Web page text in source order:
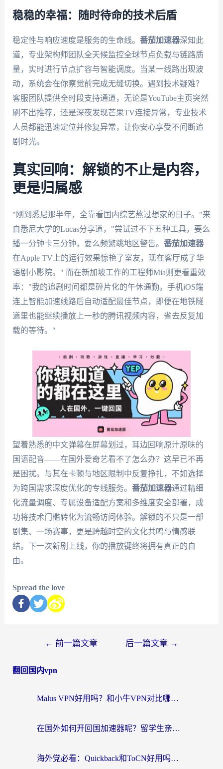
稳稳的幸福：随时待命的技术后盾
稳定性与响应速度是服务的生命线。 番茄加速器深知此
道，专业架构师团队全天候监控全球节点负载与链路质
量，实时进行节点扩容与智能调度。当某一线路出现波
动，系统会在你察觉前完成无缝切换。遇到技术疑难？
客服团队提供全时段支持通道，无论是YouTube主页突然
刷不出推荐，还是深夜发现芒果TV连接异常，专业技术
人员都能迅速定位并修复异常，让你安心享受不间断追
剧时光。
真实回响：解锁的不止是内容，
更是归属感
"刚到悉尼那半年，全靠看国内综艺熬过想家的日子。"来
自悉尼大学的Lucas分享道，"尝试过不下五种工具，要么
播一分钟卡三分钟，要么频繁跳地区警告。 番茄加速器
在Apple TV上的运行效果惊艳了室友，现在客厅成了华
语剧小影院。" 而在新加坡工作的工程师Mia则更看重效
率："我的追剧时间都是碎片化的午休通勤。手机iOS端
连上智能加速线路后自动适配最佳节点，即便在地铁隧
道里也能继续播放上一秒的腾讯视频内容，省去反复加
载的等待。"
望着熟悉的中文弹幕在屏幕划过，耳边回响原汁原味的
国语配音——在国外爱奇艺看不了怎么办？这早已不再
是困扰。与其在卡顿与地区限制中反复挣扎，不如选择
为跨国需求深度优化的专线服务。 番茄加速器通过精细
化流量调度、专属设备适配方案和多维度安全部署，成
功将技术门槛转化为流畅访问体验。解锁的不只是一部
剧集、一场赛事，更是跨越时空的文化共鸣与情感联
结。下一次新剧上线，你的播放键终将拥有真正的自
由。
Spread the love
← 前一篇文章 后一篇文章 →
翻回国内vpn
Malus VPN好用吗？和小牛VPN对比哪个回国效果更好？海外党亲测实用指南
在国外如何开回国加速器呢？留学生亲测的无缝访问国内资源指南
海外党必看：Quickback和ToCN好用吗？3分钟选对回国加速器的实用指南